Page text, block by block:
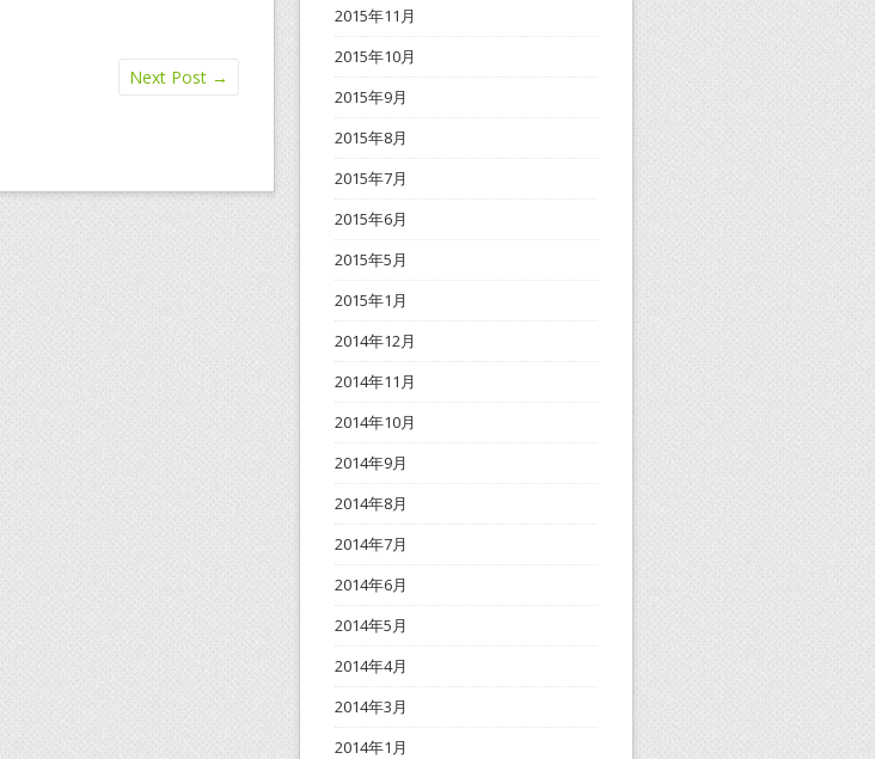
Next Post →
2015年11月
2015年10月
2015年9月
2015年8月
2015年7月
2015年6月
2015年5月
2015年1月
2014年12月
2014年11月
2014年10月
2014年9月
2014年8月
2014年7月
2014年6月
2014年5月
2014年4月
2014年3月
2014年1月